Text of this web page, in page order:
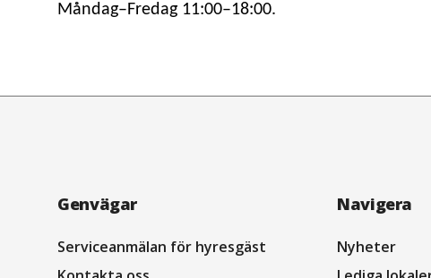
Måndag–Fredag 11:00–18:00.
Navigation
sidfot
Genvägar
Serviceanmälan för hyresgäst
Navigera
Nyheter